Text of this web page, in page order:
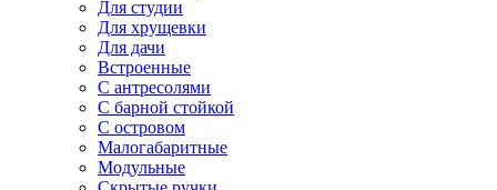
Для студии
Для хрущевки
Для дачи
Встроенные
С антресолями
С барной стойкой
С островом
Малогабаритные
Модульные